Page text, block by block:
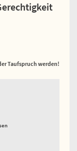
Taufspruch werden!